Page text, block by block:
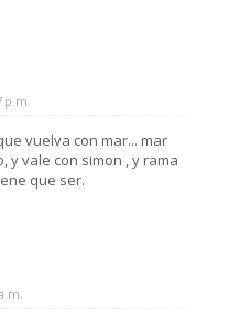
vuelva con mar... mar
y vale con simon , y rama
que ser.